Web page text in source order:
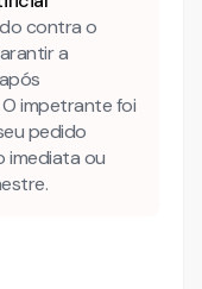
contra o
a
impetrante foi
pedido
imediata ou